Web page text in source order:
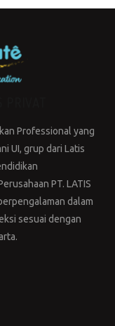
Professional yang
UI, grup dari Latis
PT. LATIS
dalam
sesuai dengan